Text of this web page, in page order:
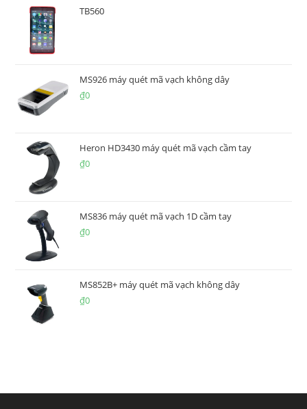
TB560
MS926 máy quét mã vạch không dây
₫0
Heron HD3430 máy quét mã vạch cầm tay
₫0
MS836 máy quét mã vạch 1D cầm tay
₫0
MS852B+ máy quét mã vạch không dây
₫0